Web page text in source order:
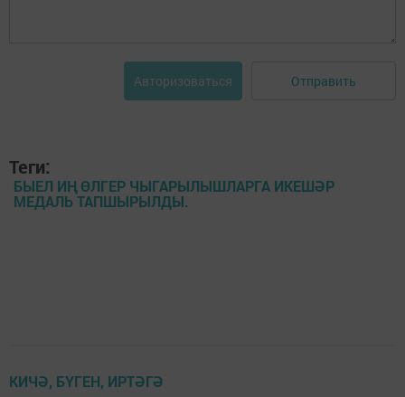
Авторизоваться Отправить
Теги:
БЫЕЛ ИҢ ӨЛГЕР ЧЫГАРЫЛЫШЛАРГА ИКЕШӘР
МЕДАЛЬ ТАПШЫРЫЛДЫ.
КИЧӘ, БҮГЕН, ИРТӘГӘ